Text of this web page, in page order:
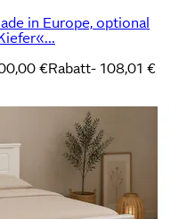
in Europe, optional
€Rabatt- 108,01 €